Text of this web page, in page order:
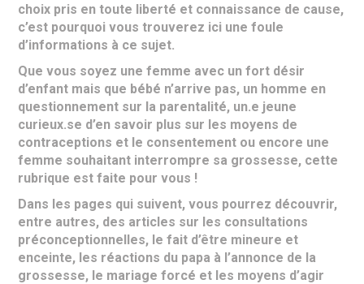
choix pris en toute liberté et connaissance de cause,
c’est pourquoi vous trouverez ici une foule
d’informations à ce sujet.
Que vous soyez une femme avec un fort désir
d’enfant mais que bébé n’arrive pas, un homme en
questionnement sur la parentalité, un.e jeune
curieux.se d’en savoir plus sur les moyens de
contraceptions et le consentement ou encore une
femme souhaitant interrompre sa grossesse, cette
rubrique est faite pour vous !
Dans les pages qui suivent, vous pourrez découvrir,
entre autres, des articles sur les consultations
préconceptionnelles, le fait d’être mineure et
enceinte, les réactions du papa à l’annonce de la
grossesse, le mariage forcé et les moyens d’agir